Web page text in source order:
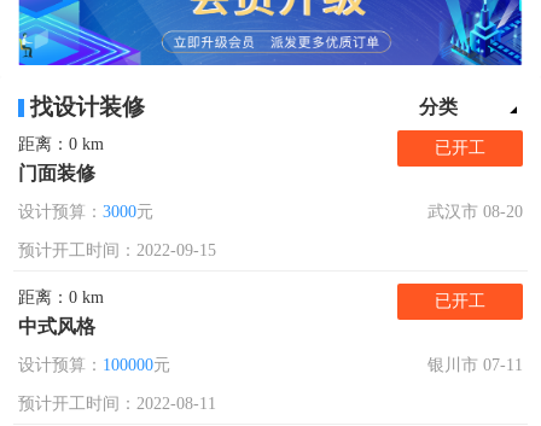
找设计装修 分类
距离：0 km
门面装修
已开工
设计预算： 3000元 武汉市 08-20
预计开工时间：2022-09-15
距离：0 km
中式风格
已开工
设计预算： 100000元 银川市 07-11
预计开工时间：2022-08-11